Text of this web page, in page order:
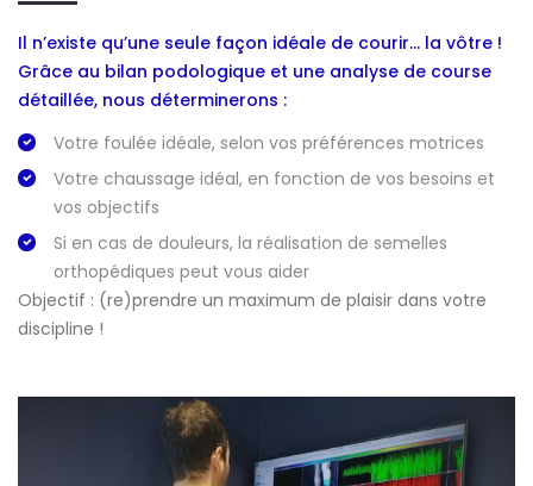
Il n’existe qu’une seule façon idéale de courir… la vôtre !
Grâce au bilan podologique et une analyse de course
détaillée, nous déterminerons :
Votre foulée idéale, selon vos préférences motrices
Votre chaussage idéal, en fonction de vos besoins et
vos objectifs
Si en cas de douleurs, la réalisation de semelles
orthopédiques peut vous aider
Objectif : (re)prendre un maximum de plaisir dans votre
discipline !